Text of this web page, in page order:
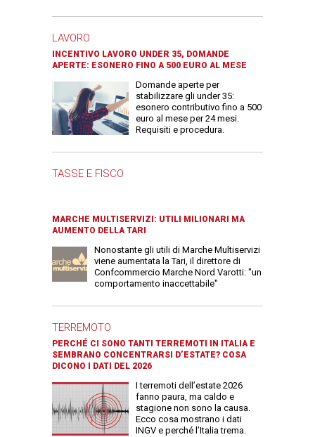
LAVORO
INCENTIVO LAVORO UNDER 35, DOMANDE
APERTE: ESONERO FINO A 500 EURO AL MESE
Domande aperte per
stabilizzare gli under 35:
esonero contributivo fino a 500
euro al mese per 24 mesi.
Requisiti e procedura.
TASSE E FISCO
MARCHE MULTISERVIZI: UTILI MILIONARI MA
AUMENTO DELLA TARI
Nonostante gli utili di Marche Multiservizi
viene aumentata la Tari, il direttore di
Confcommercio Marche Nord Varotti: "un
comportamento inaccettabile"
TERREMOTO
PERCHÉ CI SONO TANTI TERREMOTI IN ITALIA E
SEMBRANO CONCENTRARSI D’ESTATE? COSA
DICONO I DATI DEL 2026
I terremoti dell’estate 2026
fanno paura, ma caldo e
stagione non sono la causa.
Ecco cosa mostrano i dati
INGV e perché l’Italia trema.